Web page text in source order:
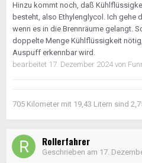
Hinzu kommt noch, daß
besteht, also Ethylenglycol. Ich gehe
wenn es in die Brennräume gelangt.
doppelte Menge Kühlflüssigkeit
Auspuff erkennbar wird.
bearbeitet 17. Dezember 2024 von
705 Kilometer mit 19,43 Litern sind
Rollerfahrer
Geschrieben am 17.